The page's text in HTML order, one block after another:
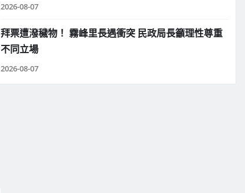
2026-08-07
拜票遭潑穢物！ 霧峰里長遇衝突 民政局長籲理性尊重
不同立場
2026-08-07